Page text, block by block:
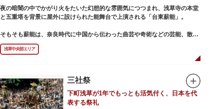
神社では、特別御朱印の限定頒布も行われています。
夜の暗闇の中でかがり火をたいた幻想的な雰囲気につつまれ、浅草寺の本堂
と五重塔を背景に屋外に設けられた能舞台で上演される「台東薪能」。
そもそも薪能は、奈良時代に中国から伝わった曲芸や奇術などの芸能、散楽
に由来し、そこに日本古来の神楽舞や、五穀豊穣を祈る田楽などが融合して
生まれたといわれています。 平安時代に入り次第に短い劇のような形の猿楽
となり、室町幕府の将軍、足利義満の保護を受けた観阿弥・世阿弥親子によ
ましたが、明治維新以降いったん下火に。第二次世界大戦後、奈良の興福寺
の薪御能が復興し、その後全国に広がりました。
台東薪能では、木遣りで火が運ばれる“火入れ式”が他の薪能にはない特色で
浅草中央部エリア
三社祭
下町浅草が1年でもっとも活気付く、日本を代
表する祭礼